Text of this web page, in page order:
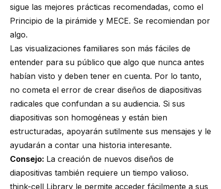
sigue las mejores prácticas recomendadas, como el
Principio de la pirámide y MECE. Se recomiendan por
algo.
Las visualizaciones familiares son más fáciles de
entender para su público que algo que nunca antes
habían visto y deben tener en cuenta. Por lo tanto,
no cometa el error de crear diseños de diapositivas
radicales que confundan a su audiencia. Si sus
diapositivas son homogéneas y están bien
estructuradas, apoyarán sutilmente sus mensajes y le
ayudarán a contar una historia interesante.
Consejo: La creación de nuevos diseños de
diapositivas también requiere un tiempo valioso.
think-cell Library le permite acceder fácilmente a sus